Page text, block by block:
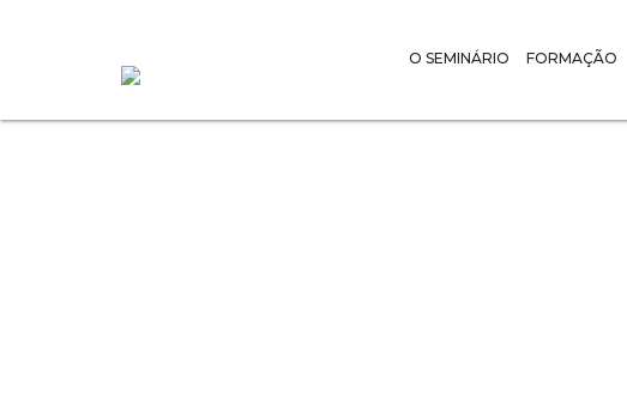
O SEMINÁRIO FORMAÇÃO